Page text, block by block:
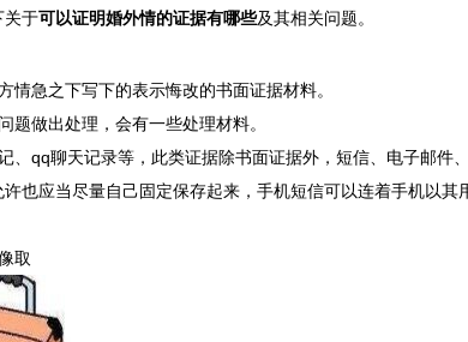
关于可以证明婚外情的证据有哪些及其相关问题。
急之下写下的表示悔改的书面证据材料。
做出处理，会有一些处理材料。
qq聊天记录等，此类证据除书面证据外，短信、电子邮件
也应当尽量自己固定保存起来，手机短信可以连着手机以其
取